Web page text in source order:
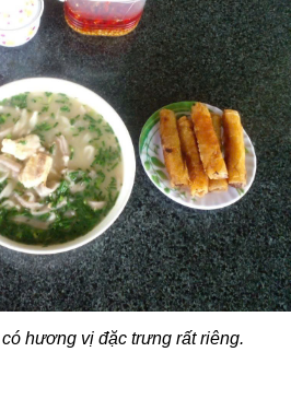
hương vị đặc trưng rất riêng.